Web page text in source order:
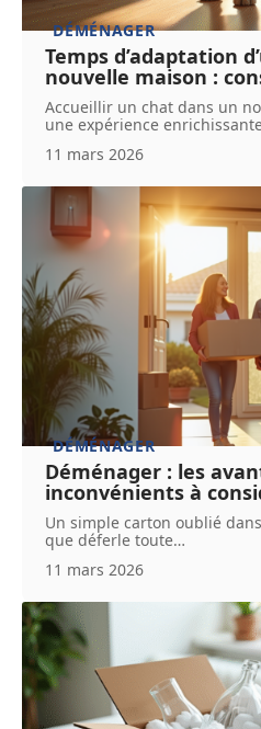
DÉMÉNAGER
Temps d’adaptation
nouvelle maison :
Accueillir un chat dans un
une expérience
11 mars 2026
DÉMÉNAGER
Déménager : les
inconvénients à
Un simple carton oublié
que déferle toute…
11 mars 2026